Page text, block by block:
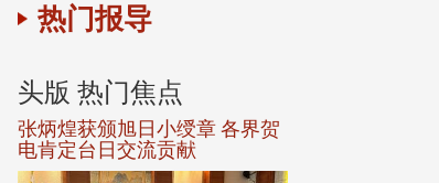
热门报导
头版 热门焦点
张炳煌获颁旭日小绶章 各界贺
电肯定台日交流贡献